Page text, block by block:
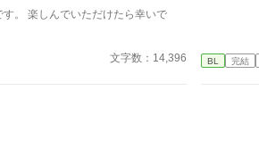
ら幸いで
文字数：14,396 BL 完結